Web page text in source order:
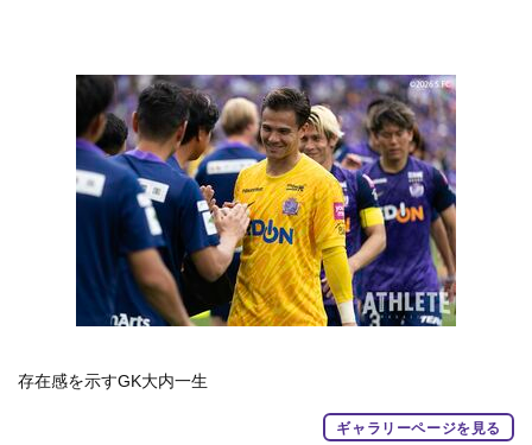
存在感を示すGK大内一生
ギャラリーページを見る